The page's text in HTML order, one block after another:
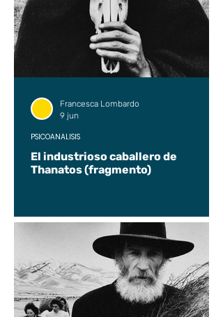
El industrioso caballero de
Thanatos (fragmento)
PSICOANÁLISIS
Francesca Lombardo
9 jun